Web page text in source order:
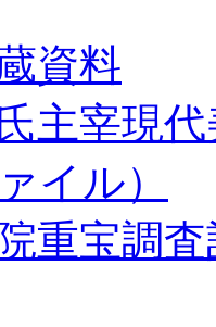
資料
主宰現
イル）
重宝調